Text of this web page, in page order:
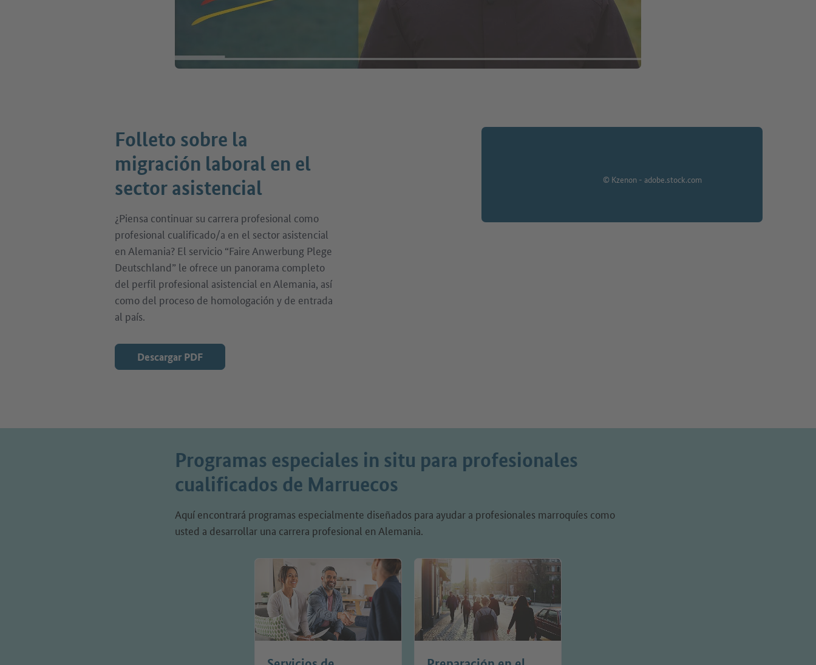
Folleto sobre la
migración laboral en el
sector asistencial
¿Piensa continuar su carrera profesional como
profesional cualificado/a en el sector asistencial
en Alemania? El servicio “Faire Anwerbung Plege
Deutschland” le ofrece un panorama completo
del perfil profesional asistencial en Alemania, así
como del proceso de homologación y de entrada
al país.
Descargar PDF
© Kzenon - adobe.stock.com
Programas especiales in situ para profesionales
cualificados de Marruecos
Aquí encontrará programas especialmente diseñados para ayudar a profesionales marroquíes como
usted a desarrollar una carrera profesional en Alemania.